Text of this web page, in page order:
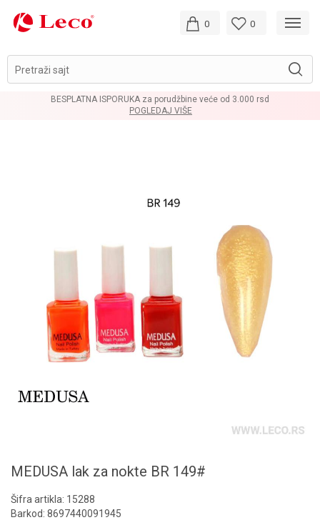
Pretraži sajt
0 0
BESPLATNA ISPORUKA za porudžbine veće od 3.000 rsd
POGLEDAJ VIŠE
MEDUSA lak za nokte BR 149#
Šifra artikla: 15288
Barkod: 8697440091945